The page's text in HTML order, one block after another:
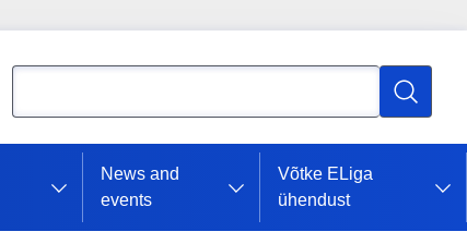
Otsing
News and
events
Võtke ELiga
ühendust